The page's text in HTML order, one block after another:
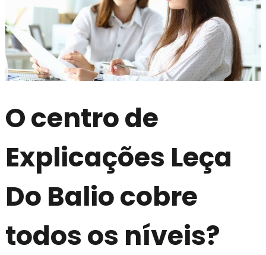
O centro de
Explicações Leça
Do Balio cobre
todos os níveis?